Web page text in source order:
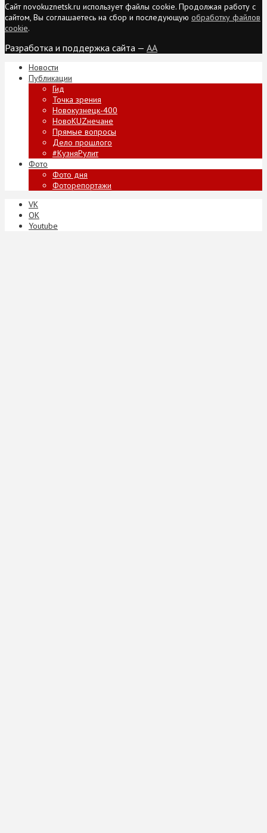
Сайт novokuznetsk.ru использует файлы cookie. Продолжая работу с
сайтом, Вы соглашаетесь на сбор и последующую обработку файлов
cookie.
Разработка и поддержка сайта — AA
Новости
Публикации
Гид
Точка зрения
Новокузнецк-400
НовоKUZнечане
Прямые вопросы
Дело прошлого
#КузняРулит
Фото
Фото дня
Фоторепортажи
VK
ОК
Youtube